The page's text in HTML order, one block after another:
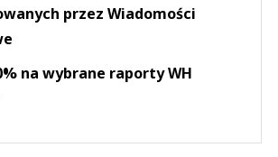
przez Wiadomości
na wybrane raporty WH